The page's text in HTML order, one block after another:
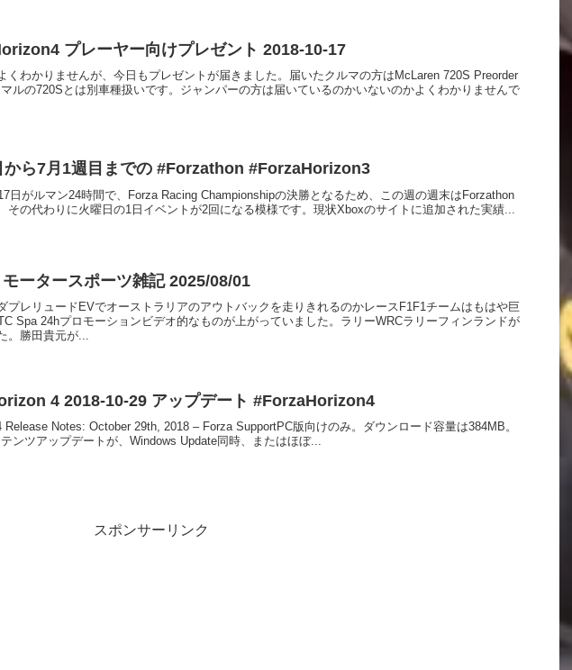
プレーヤー向けプレゼント 2018-10-17
くわかりませんが、今日もプレゼントが届きました。届いたクルマの方はMcLaren 720S Preorder
ルの720Sとは別車種扱いです。ジャンパーの方は届いているのかいないのかよくわかりませんで
から7月1週目までの #Forzathon #ForzaHorizon3
日がルマン24時間で、Forza Racing Championshipの決勝となるため、この週の週末はForzathon
その代わりに火曜日の1日イベントが2回になる模様です。現状Xboxのサイトに追加された実績...
ータースポーツ雑記 2025/08/01
プレリュードEVでオーストラリアのアウトバックを走りきれるのかレースF1F1チームはもはや巨
Spa 24hプロモーションビデオ的なものが上がっていました。ラリーWRCラリーフィンランドが
。勝田貴元が...
4 2018-10-29 アップデート #ForzaHorizon4
Release Notes: October 29th, 2018 – Forza SupportPC版向けのみ。ダウンロード容量は384MB。
ンツアップデートが、Windows Update同時、またはほぼ...
スポンサーリンク